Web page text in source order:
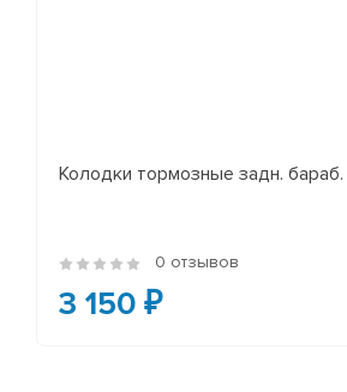
Колодки тормозные задн.
0 отзывов
3 150 ₽